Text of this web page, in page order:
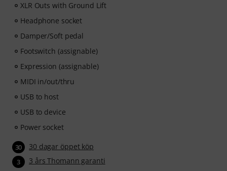
XLR Outs with Ground Lift
Headphone socket
Damper/Soft pedal
Footswitch (assignable)
Expression (assignable)
MIDI in/out/thru
USB to host
USB to device
Power socket
30 30 dagar öppet köp
3 3 års Thomann garanti